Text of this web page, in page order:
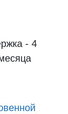
- 4